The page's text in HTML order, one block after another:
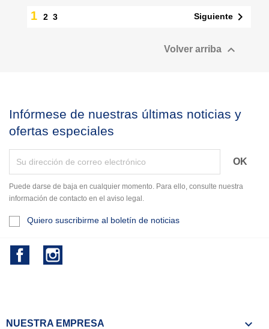
1 2 3 Siguiente 
Volver arriba 
Infórmese de nuestras últimas noticias y
ofertas especiales
Puede darse de baja en cualquier momento. Para ello, consulte nuestra
información de contacto en el aviso legal.
Quiero suscribirme al boletín de noticias
Facebook
NUESTRA EMPRESA 